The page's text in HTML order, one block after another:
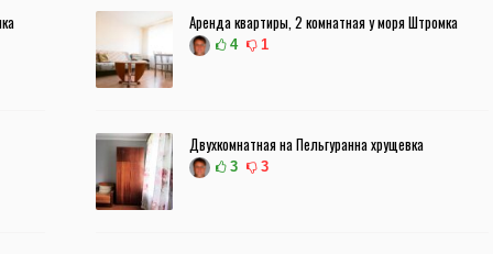
Аренда квартиры, 2 комнатная у моря Штромка
4 1
Двухкомнатная на Пельгуранна хрущевка
3 3